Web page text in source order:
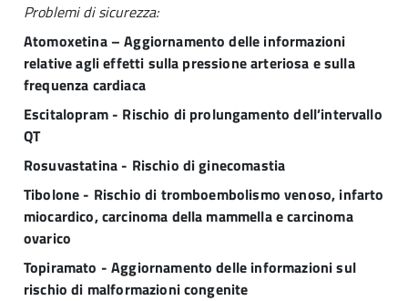
Problemi di sicurezza:
Atomoxetina – Aggiornamento delle informazioni
relative agli effetti sulla pressione arteriosa e sulla
frequenza cardiaca
Escitalopram - Rischio di prolungamento dell’intervallo
QT
Rosuvastatina - Rischio di ginecomastia
Tibolone - Rischio di tromboembolismo venoso, infarto
miocardico, carcinoma della mammella e carcinoma
ovarico
Topiramato - Aggiornamento delle informazioni sul
rischio di malformazioni congenite